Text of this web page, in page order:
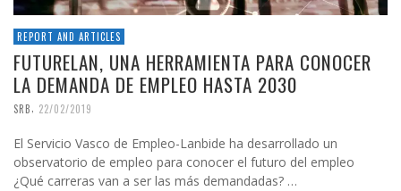
REPORT AND ARTICLES
FUTURELAN, UNA HERRAMIENTA PARA CONOCER
LA DEMANDA DE EMPLEO HASTA 2030
SRB, 22/02/2019
El Servicio Vasco de Empleo-Lanbide ha desarrollado un
observatorio de empleo para conocer el futuro del empleo
¿Qué carreras van a ser las más demandadas? …